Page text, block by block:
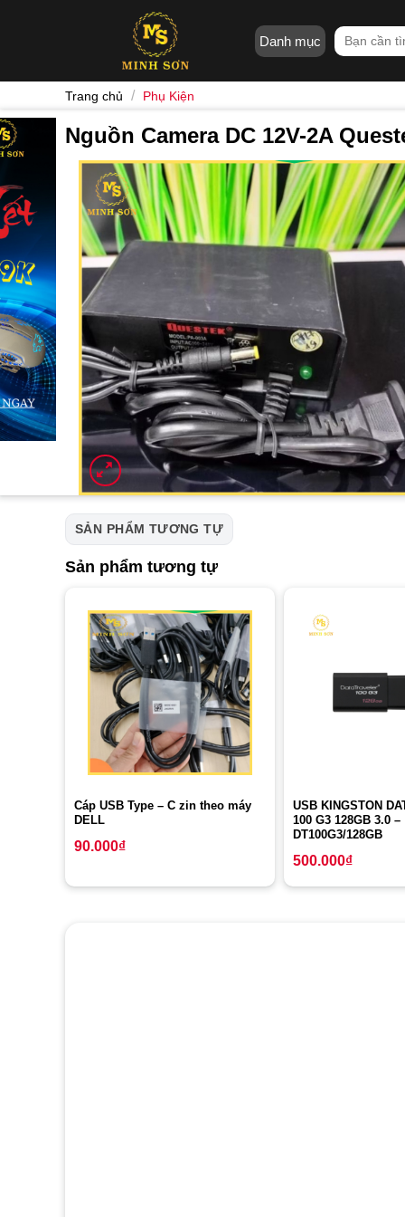
Danh mục
Tìm
kiếm:
Trang chủ / Phụ Kiện
Nguồn Camera DC 12V-2A
SẢN PHẨM TƯƠNG TỰ
Sản phẩm tương tự
Cáp USB Type – C zin theo máy
DELL
90.000₫
USB KINGSTON
100 G3 128GB 3.0 –
DT100G3/128GB
500.000₫